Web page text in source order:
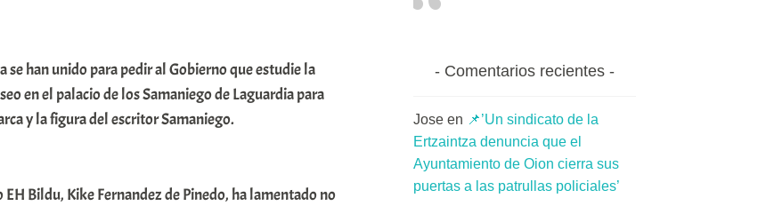
se han unido para pedir al Gobierno que estudie la
en el palacio de los Samaniego de Laguardia para
y la figura del escritor Samaniego.
Bildu, Kike Fernandez de Pinedo, ha lamentado no
Comentarios recientes
Jose en 📌’Un sindicato de la
Ertzaintza denuncia que el
Ayuntamiento de Oion cierra sus
puertas a las patrullas policiales’